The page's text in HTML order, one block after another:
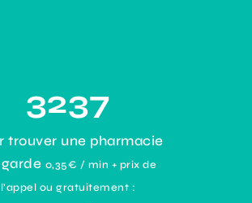
3237
trouver une pharmacie
0,35€ / min + prix de
l’appel ou gratuitement :